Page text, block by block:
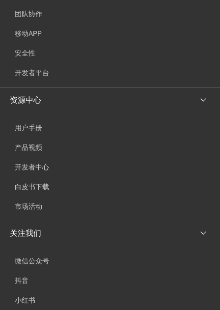
团队协作
移动APP
安全性
开发者平台
资源中心
用户手册
产品视频
开发者中心
白皮书下载
市场活动
关注我们
微信公众号
抖音
小红书